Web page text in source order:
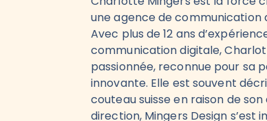
une agence de communication
Avec plus de 12 ans
communication digitale,
passionnée, reconnue pour sa
innovante. Elle est souvent
couteau suisse en raison de
direction, Mingers Design s’est